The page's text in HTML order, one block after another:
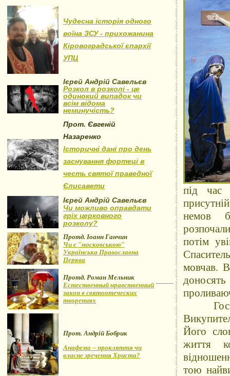
Чудесна історія одного
воїна ЗСУ - прихожанина
Кіровоградської єпархії
УПЦ
Ієрей Андрій Савельєв
Розкол в розколі - це
одинокий випадок чи
всім відома
неминучість?
Прот. Євгеній
Назаренко
Історичні дані про день
заснування фортеці в
честь святої праведної
Єлисавети
Ієрей Андрій Савельєв
Чи можливо оправдати
гріх церковного
розколу?
Протд. Іоанн Ганчин
Чи є "московською"
Українська Православна
Церква
Протд. Роман Мельник
Естественный нравственный
закон в святоотеческих
творениях
Прот. Андрій Бобрик
Анафема – прокляття чи
власне зречення Христа?
під час
немов
потім
мовчав.
Його
життя
тою